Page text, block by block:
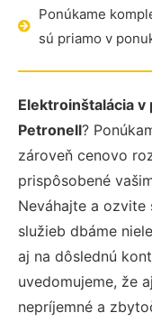
Ponúkame
sú priamo v
Elektroinštalácia v
Petronell?
zároveň cenovo
prispôsobené
Neváhajte a ozvite
služieb dbáme
aj na dôslednú
uvedomujeme, že
nepríjemné a